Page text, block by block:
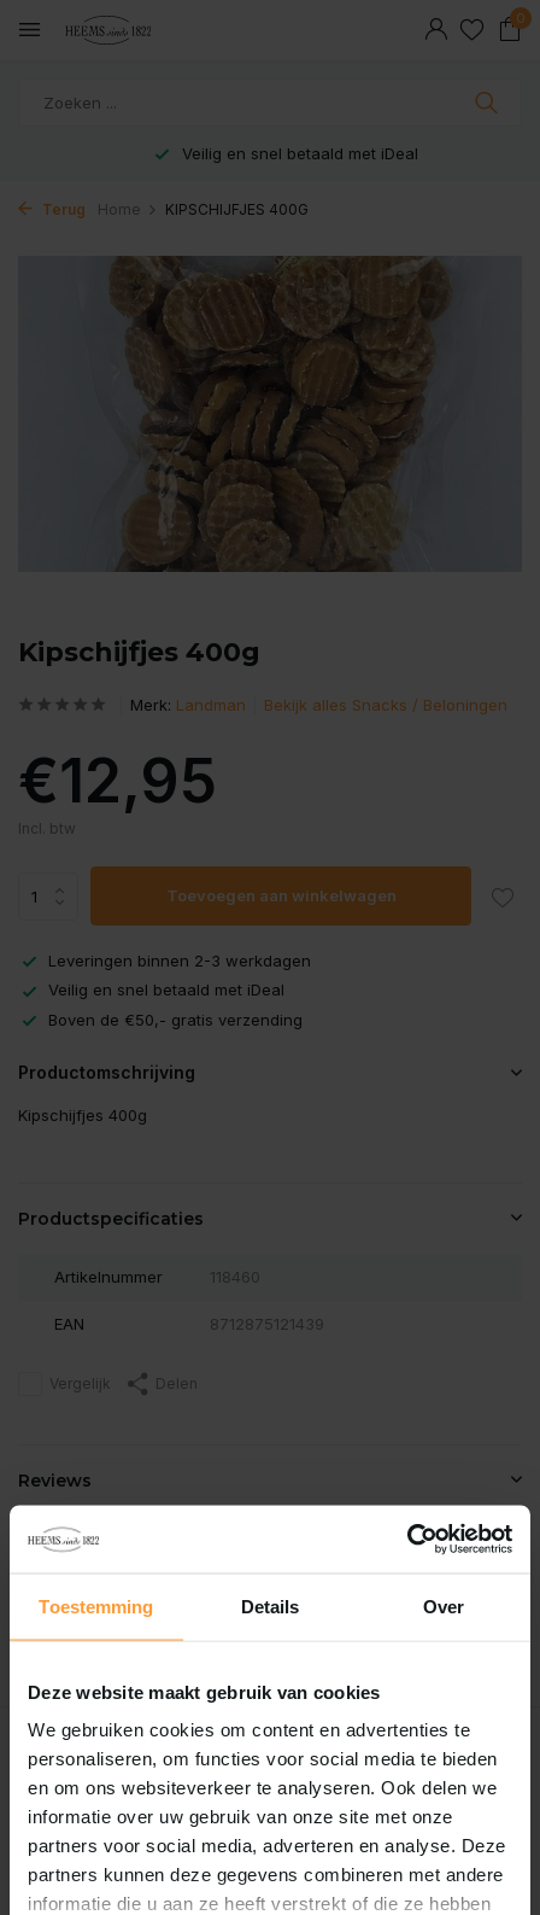
Toestemming Details Over
Deze website maakt gebruik van cookies
We gebruiken cookies om content en advertenties te
personaliseren, om functies voor social media te bieden
en om ons websiteverkeer te analyseren. Ook delen we
informatie over uw gebruik van onze site met onze
partners voor social media, adverteren en analyse. Deze
partners kunnen deze gegevens combineren met andere
informatie die u aan ze heeft verstrekt of die ze hebben
0
Veilig en snel betaald met iDeal
Terug Home KIPSCHIJFJES 400G
Kipschijfjes 400g
Merk: Landman Bekijk alles Snacks / Beloningen
€12,95
Incl. btw
Toevoegen aan winkelwagen
Leveringen binnen 2-3 werkdagen
Veilig en snel betaald met iDeal
Boven de €50,- gratis verzending
Productomschrijving
Kipschijfjes 400g
Productspecificaties
Artikelnummer 118460
EAN 8712875121439
Vergelijk Delen
Reviews
Schrijf je eigen review
Recent bekeken